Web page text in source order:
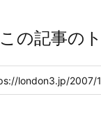
この記事の